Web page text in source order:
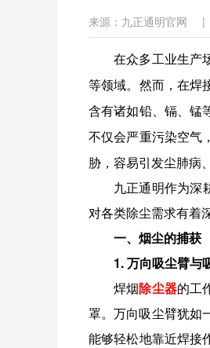
来源：九正通明官网 |
在众多工业生产
等领域。然而，在焊
含有诸如铅、镉、锰
不仅会严重污染空气
胁，容易引发尘肺病
九正通明作为深
对各类除尘需求有着
一、烟尘的捕获
1. 万向吸尘臂与
焊烟除尘器的工
罩。万向吸尘臂犹如
能够轻松地靠近焊接